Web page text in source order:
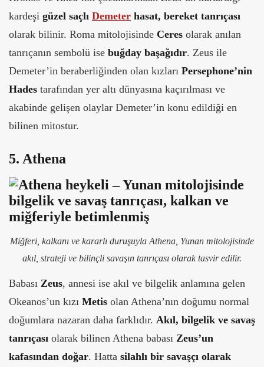
kardeşi güzel saçlı Demeter hasat, bereket tanrıçası
olarak bilinir. Roma mitolojisinde Ceres olarak anılan
tanrıçanın sembolü ise buğday başağıdır. Zeus ile
Demeter’in beraberliğinden olan kızları Persephone’nin
Hades tarafından yer altı dünyasına kaçırılması ve
akabinde gelişen olaylar Demeter’in konu edildiği en
bilinen mitostur.
5. Athena
Miğferi, kalkanı ve kararlı duruşuyla Athena, Yunan mitolojisinde
akıl, strateji ve bilinçli savaşın tanrıçası olarak tasvir edilir.
Babası Zeus, annesi ise akıl ve bilgelik anlamına gelen
Okeanos’un kızı Metis olan Athena’nın doğumu normal
doğumlara nazaran daha farklıdır. Akıl, bilgelik ve savaş
tanrıçası olarak bilinen Athena babası Zeus’un
kafasından doğar. Hatta silahlı bir savaşçı olarak